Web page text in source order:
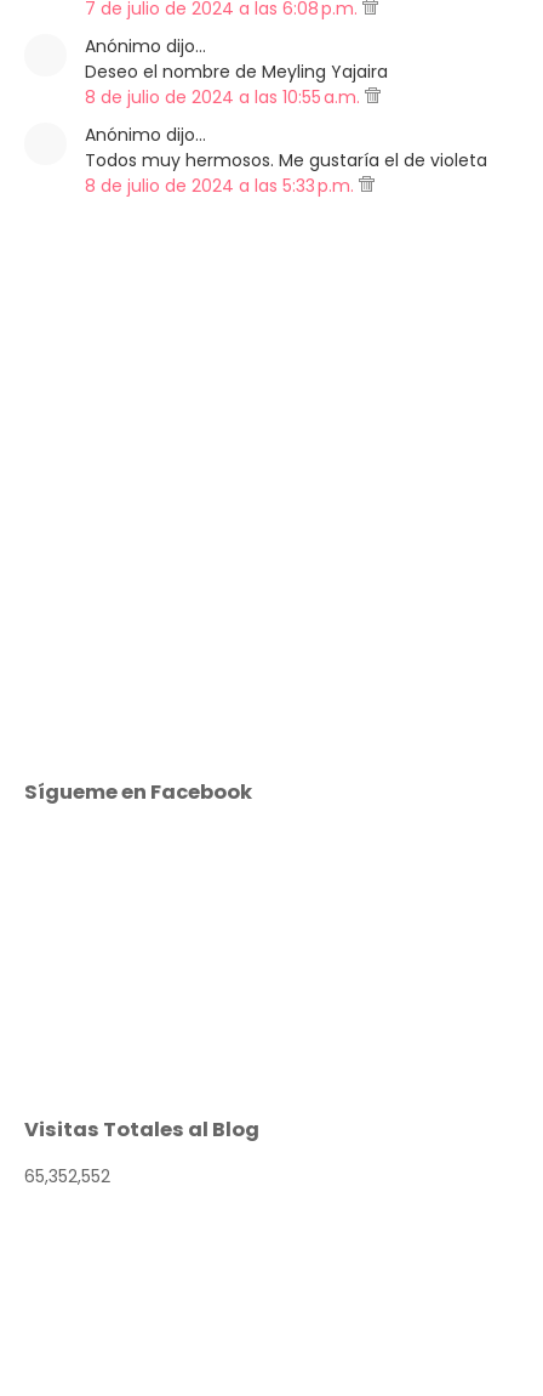
7 de julio de 2024 a las 6:08 p.m.
Anónimo dijo…
Deseo el nombre de Meyling Yajaira
8 de julio de 2024 a las 10:55 a.m.
Anónimo dijo…
Todos muy hermosos. Me gustaría el de violeta
8 de julio de 2024 a las 5:33 p.m.
Sígueme en Facebook
Visitas Totales al Blog
65,352,552